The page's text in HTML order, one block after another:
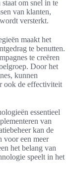
om snel in te
van klanten,
versterkt.
maakt het
te benutten.
te creëren
Door het
kunnen
ook de effectiviteit
essentieel
van
kan de
voor een meer
het belang van
speelt in het